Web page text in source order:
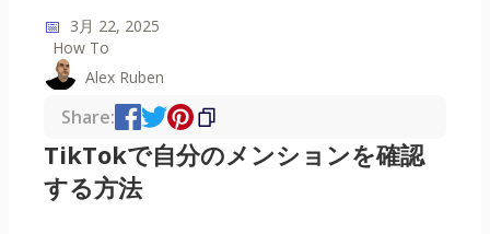
📅 3月 22, 2025
How To
Alex Ruben
Share:
TikTokで自分のメンションを確認
する方法